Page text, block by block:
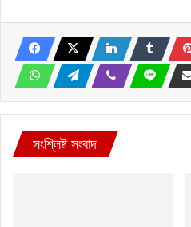
সংশ্লিষ্ট সংবাদ